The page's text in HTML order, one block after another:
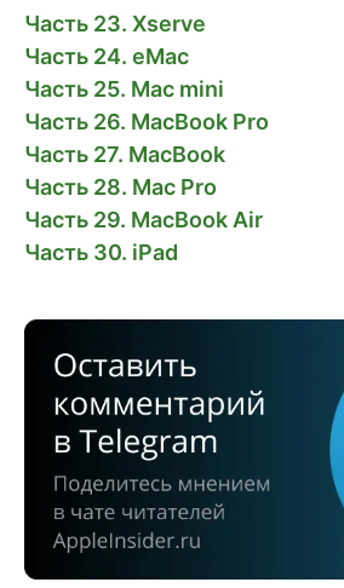
Часть 23. Xserve
Часть 24. eMac
Часть 25. Mac mini
Часть 26. MacBook Pro
Часть 27. MacBook
Часть 28. Mac Pro
Часть 29. MacBook Air
Часть 30. iPad